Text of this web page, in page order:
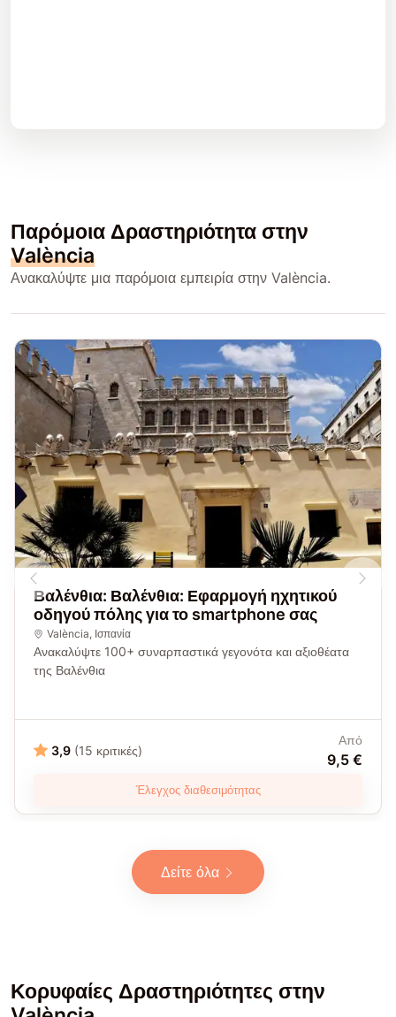
Παρόμοια Δραστηριότητα στην
València
Ανακαλύψτε μια παρόμοια εμπειρία στην València.
Βαλένθια: Βαλένθια: Εφαρμογή ηχητικού
οδηγού πόλης για το smartphone σας
València Ισπανία
Ανακαλύψτε 100+ συναρπαστικά γεγονότα και αξιοθέατα
της Βαλένθια
3,9 (15 κριτικές)
Από
9,5 €
Έλεγχος διαθεσιμότητας
Δείτε όλα
Κορυφαίες Δραστηριότητες στην